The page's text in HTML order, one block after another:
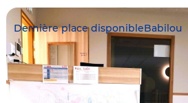
Dernière place disponibleBabilou